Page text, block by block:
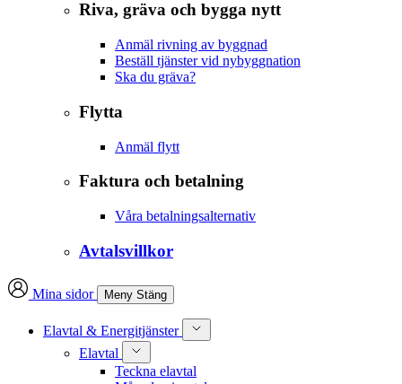
Riva, gräva och bygga nytt
Anmäl rivning av byggnad
Beställ tjänster vid nybyggnation
Ska du gräva?
Flytta
Anmäl flytt
Faktura och betalning
Våra betalningsalternativ
Avtalsvillkor
Mina sidor Meny Stäng
Elavtal & Energitjänster
Elavtal
Teckna elavtal